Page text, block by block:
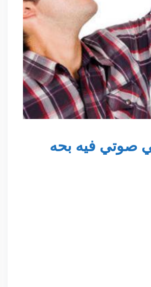
صوتي فيه بحه